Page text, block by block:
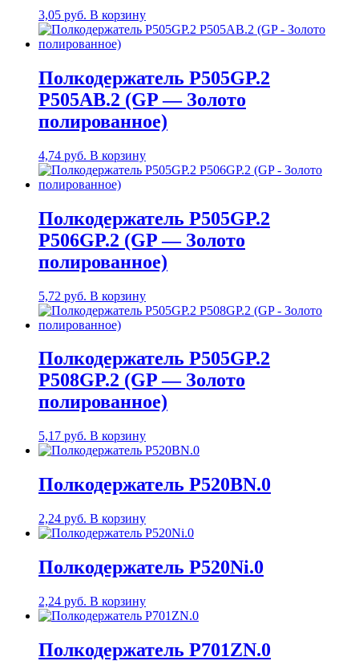
3,05 руб. В корзину
Полкодержатель P505GP.2
P505AB.2 (GP — Золото
полированное)
4,74 руб. В корзину
Полкодержатель P505GP.2
P506GP.2 (GP — Золото
полированное)
5,72 руб. В корзину
Полкодержатель P505GP.2
P508GP.2 (GP — Золото
полированное)
5,17 руб. В корзину
Полкодержатель P520BN.0
2,24 руб. В корзину
Полкодержатель P520Ni.0
2,24 руб. В корзину
Полкодержатель P701ZN.0